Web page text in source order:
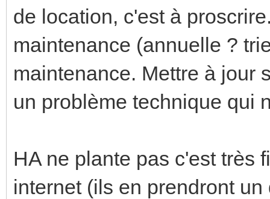
de location, c'est à
maintenance (annuelle ?
maintenance. Mettre à jour
un problème technique qui
HA ne plante pas c'est très
internet (ils en prendront